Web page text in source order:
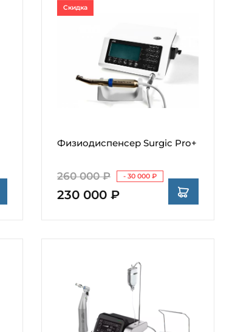
Физиодиспенсер Surgic Pro+
260 000 ₽ - 30 000 ₽
230 000 ₽
Скидка